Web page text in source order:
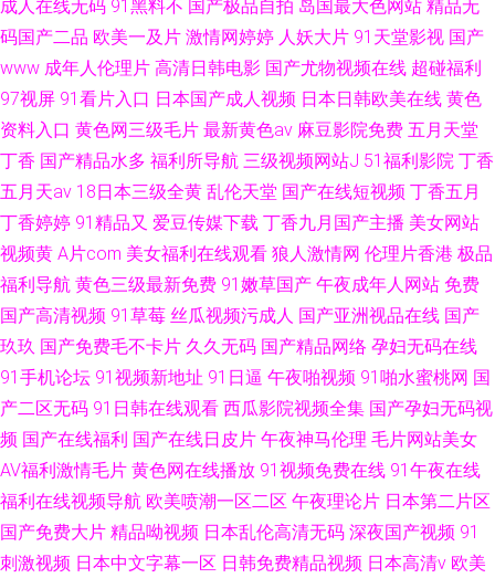
成人在线无码 91黑料不 国产极品自拍 岛国最大色网站 精品无
码国产二品 欧美一及片 激情网婷婷 人妖大片 91天堂影视 国产
www 成年人伦理片 高清日韩电影 国产尤物视频在线 超碰福利
97视屏 91看片入口 日本国产成人视频 日本日韩欧美在线 黄色
资料入口 黄色网三级毛片 最新黄色av 麻豆影院免费 五月天堂
丁香 国产精品水多 福利所导航 三级视频网站J 51福利影院 丁香
五月天av 18日本三级全黄 乱伦天堂 国产在线短视频 丁香五月
丁香婷婷 91精品又 爱豆传媒下载 丁香九月国产主播 美女网站
视频黄 A片com 美女福利在线观看 狼人激情网 伦理片香港 极品
福利导航 黄色三级最新免费 91嫩草国产 午夜成年人网站 免费
国产高清视频 91草莓 丝瓜视频污成人 国产亚洲视品在线 国产
玖玖 国产免费毛不卡片 久久无码 国产精品网络 孕妇无码在线
91手机论坛 91视频新地址 91日逼 午夜啪视频 91啪水蜜桃网 国
产二区无码 91日韩在线观看 西瓜影院视频全集 国产孕妇无码视
频 国产在线福利 国产在线日皮片 午夜神马伦理 毛片网站美女
AV福利激情毛片 黄色网在线播放 91视频免费在线 91午夜在线
福利在线视频导航 欧美喷潮一区二区 午夜理论片 日本第二片区
国产免费大片 精品呦视频 日本乱伦高清无码 深夜国产视频 91
刺激视频 日本中文字幕一区 日韩免费精品视频 日本高清v 欧美